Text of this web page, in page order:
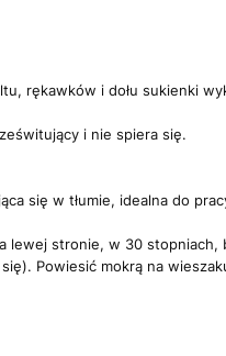
rękawków i dołu sukienki
i nie spiera się.
się w tłumie, idealna do
lewej stronie, w 30 stopniach,
Powiesić mokrą na